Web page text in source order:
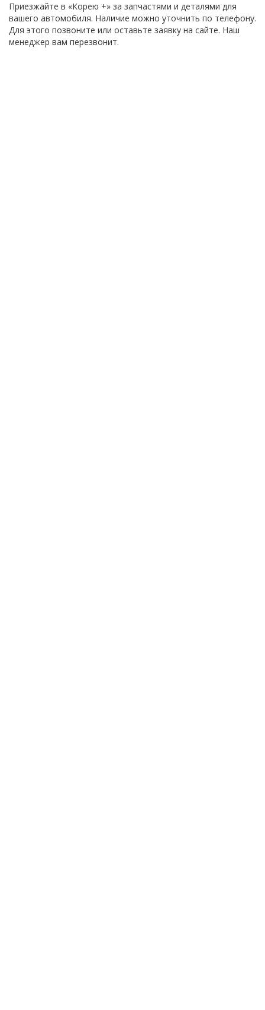
Приезжайте в «Корею +» за запчастями и деталями для
вашего автомобиля. Наличие можно уточнить по телефону.
Для этого позвоните или оставьте заявку на сайте. Наш
менеджер вам перезвонит.